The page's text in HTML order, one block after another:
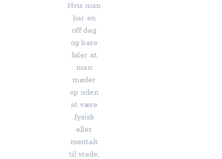
Hvis man
har en
off dag
og bare
føler at
man
møder
op uden
at være
fysisk
eller
mentalt
til stede,